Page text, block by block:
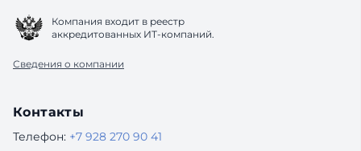
Компания входит в реестр
аккредитованных ИТ-компаний.
Сведения о компании
Контакты
Телефон: +7 928 270 90 41